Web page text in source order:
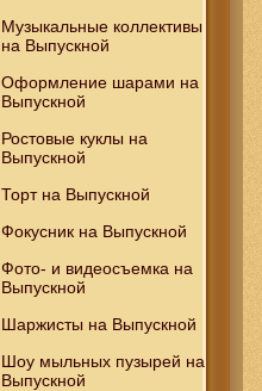
Музыкальные коллективы
на Выпускной
Оформление шарами на
Выпускной
Ростовые куклы на
Выпускной
Торт на Выпускной
Фокусник на Выпускной
Фото- и видеосъемка на
Выпускной
Шаржисты на Выпускной
Шоу мыльных пузырей на
Выпускной